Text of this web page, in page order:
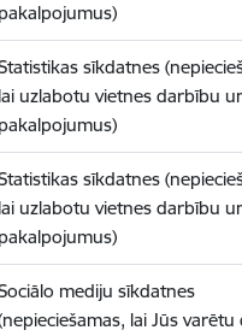
pakalpojumus)
sīkdatnes
lai uzlabotu vietnes darbību
pakalpojumus)
sīkdatnes
lai uzlabotu vietnes darbību
pakalpojumus)
mediju sīkdatnes
lai Jūs varētu